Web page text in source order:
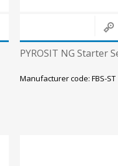
PYROSIT NG Starter
Manufacturer code: FBS-ST